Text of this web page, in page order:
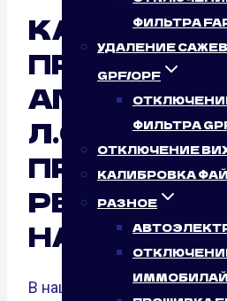
ФИЛЬТРА
УДАЛЕНИЕ
GPF/OPF
ФИЛЬТРА
ОТКЛЮЧЕНИЕ
КАЛИБРОВКА
РАЗНОЕ
ПРОШИВОК
ANTARA
Л.С.)
РЕЗУЛЬТАТ
НАШЕГО
В нашем мире чип-тюнинг